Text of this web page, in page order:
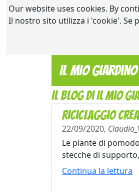
Our website uses cookies. By
Il nostro sito utilizza i 'cookie'. Se
Il Mio Giardino
Il blog di Il Mio
Riciclaggio
22/09/2020,
Le piante di
stecche di
Continua la lettura